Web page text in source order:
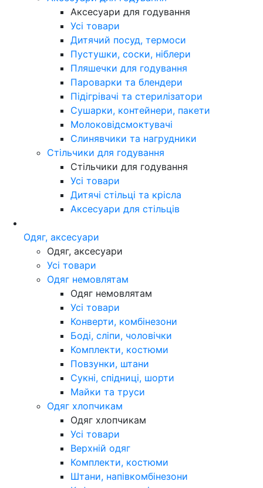
Аксесуари для годування
Усі товари
Дитячий посуд, термоси
Пустушки, соски, ніблери
Пляшечки для годування
Пароварки та блендери
Підігрівачі та стерилізатори
Сушарки, контейнери, пакети
Молоковідсмоктувачі
Слинявчики та нагрудники
Стільчики для годування
Стільчики для годування
Усі товари
Дитячі стільці та крісла
Аксесуари для стільців
Одяг, аксесуари
Одяг, аксесуари
Усі товари
Одяг немовлятам
Одяг немовлятам
Усі товари
Конверти, комбінезони
Боді, сліпи, чоловічки
Комплекти, костюми
Повзунки, штани
Сукні, спідниці, шорти
Майки та труси
Одяг хлопчикам
Одяг хлопчикам
Усі товари
Верхній одяг
Комплекти, костюми
Штани, напівкомбінезони